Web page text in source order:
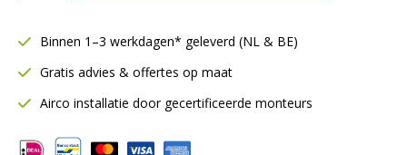
stick
Kit
aantal
Binnen 1–3 werkdagen* geleverd (NL & BE)
Gratis advies & offertes op maat
Airco installatie door gecertificeerde monteurs